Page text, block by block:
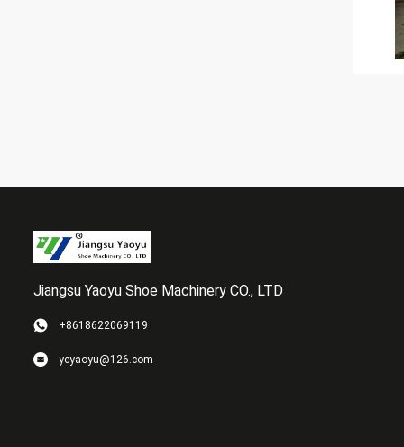
Jiangsu Yaoyu Shoe Machinery CO., LTD
+8618622069119
ycyaoyu@126.com